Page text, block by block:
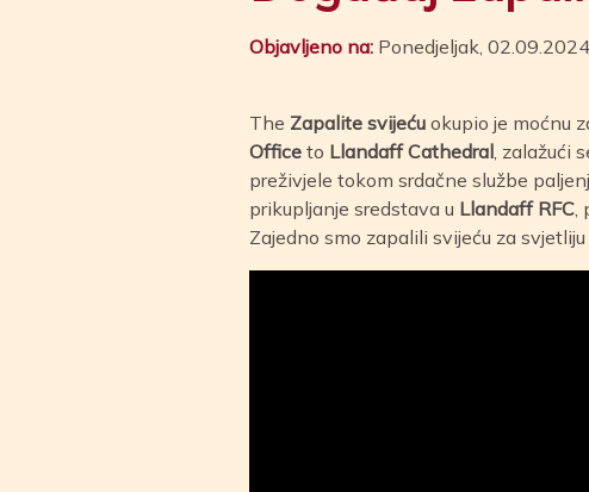
Objavljeno na: Ponedjeljak, 02.09.2024
The Zapalite svijeću okupio je moćnu
Office to Llandaff Cathedral, zalažući
preživjele tokom srdačne službe
prikupljanje sredstava u Llandaff RFC,
Zajedno smo zapalili svijeću za